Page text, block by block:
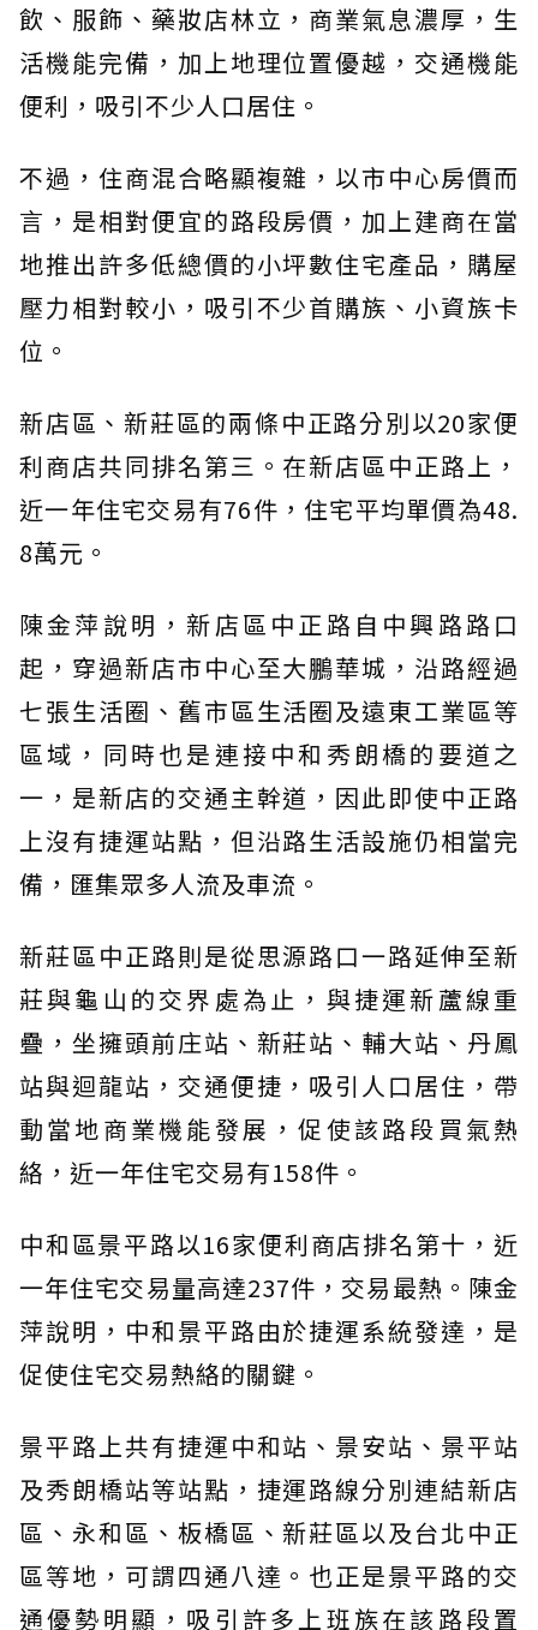
飲、服飾、藥妝店林立，商業氣息濃厚，生
活機能完備，加上地理位置優越，交通機能
便利，吸引不少人口居住。
不過，住商混合略顯複雜，以市中心房價而
言，是相對便宜的路段房價，加上建商在當
地推出許多低總價的小坪數住宅產品，購屋
壓力相對較小，吸引不少首購族、小資族卡
位。
新店區、新莊區的兩條中正路分別以20家便
利商店共同排名第三。在新店區中正路上，
近一年住宅交易有76件，住宅平均單價為48.
8萬元。
陳金萍說明，新店區中正路自中興路路口
起，穿過新店市中心至大鵬華城，沿路經過
七張生活圈、舊市區生活圈及遠東工業區等
區域，同時也是連接中和秀朗橋的要道之
一，是新店的交通主幹道，因此即使中正路
上沒有捷運站點，但沿路生活設施仍相當完
備，匯集眾多人流及車流。
新莊區中正路則是從思源路口一路延伸至新
莊與龜山的交界處為止，與捷運新蘆線重
疊，坐擁頭前庄站、新莊站、輔大站、丹鳳
站與迴龍站，交通便捷，吸引人口居住，帶
動當地商業機能發展，促使該路段買氣熱
絡，近一年住宅交易有158件。
中和區景平路以16家便利商店排名第十，近
一年住宅交易量高達237件，交易最熱。陳金
萍說明，中和景平路由於捷運系統發達，是
促使住宅交易熱絡的關鍵。
景平路上共有捷運中和站、景安站、景平站
及秀朗橋站等站點，捷運路線分別連結新店
區、永和區、板橋區、新莊區以及台北中正
區等地，可謂四通八達。也正是景平路的交
通優勢明顯，吸引許多上班族在該路段置